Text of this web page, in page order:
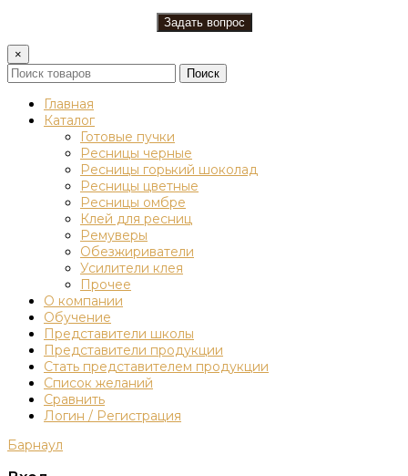
×
Поиск
Главная
Каталог
Готовые пучки
Ресницы черные
Ресницы горький шоколад
Ресницы цветные
Ресницы омбре
Клей для ресниц
Ремуверы
Обезжириватели
Усилители клея
Прочее
О компании
Обучение
Представители школы
Представители продукции
Стать представителем продукции
Список желаний
Сравнить
Логин / Регистрация
Барнаул